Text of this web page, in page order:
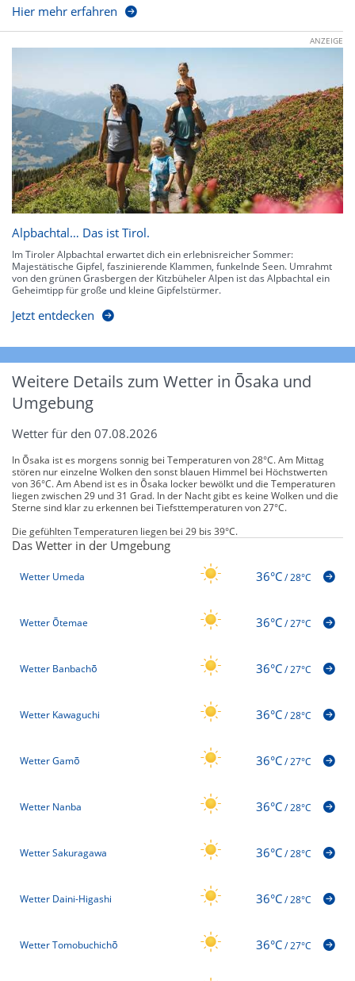
Hier mehr erfahren
ANZEIGE
Alpbachtal… Das ist Tirol.
Im Tiroler Alpbachtal erwartet dich ein erlebnisreicher Sommer:
Majestätische Gipfel, faszinierende Klammen, funkelnde Seen. Umrahmt
von den grünen Grasbergen der Kitzbüheler Alpen ist das Alpbachtal ein
Geheimtipp für große und kleine Gipfelstürmer.
Jetzt entdecken
Weitere Details zum Wetter in Ōsaka und
Umgebung
Wetter für den 07.08.2026
In Ōsaka ist es morgens sonnig bei Temperaturen von 28°C. Am Mittag
stören nur einzelne Wolken den sonst blauen Himmel bei Höchstwerten
von 36°C. Am Abend ist es in Ōsaka locker bewölkt und die Temperaturen
liegen zwischen 29 und 31 Grad. In der Nacht gibt es keine Wolken und die
Sterne sind klar zu erkennen bei Tiefsttemperaturen von 27°C.
Die gefühlten Temperaturen liegen bei 29 bis 39°C.
Das Wetter in der Umgebung
Wetter Umeda 36°C/28°C
Wetter Ōtemae 36°C/27°C
Wetter Banbachō 36°C/27°C
Wetter Kawaguchi 36°C/28°C
Wetter Gamō 36°C/27°C
Wetter Nanba 36°C/28°C
Wetter Sakuragawa 36°C/28°C
Wetter Daini-Higashi 36°C/28°C
Wetter Tomobuchichō 36°C/27°C